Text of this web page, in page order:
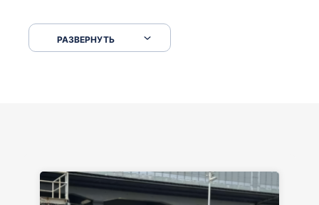
что заполнить, куда зайти, образцы и т.д. После
приехал за авто. Меня тепло встретили Сергей с
РАЗВЕРНУТЬ